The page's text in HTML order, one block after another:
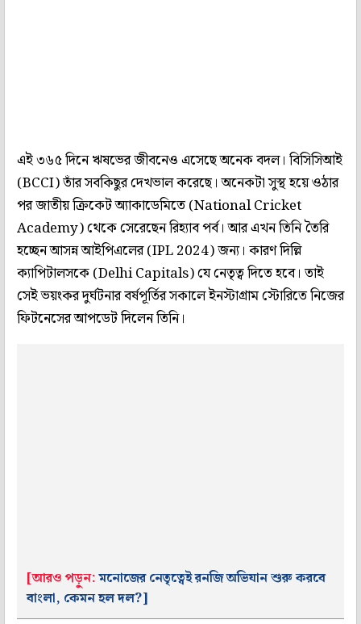
এই ৩৬৫ দিনে ঋষভের জীবনেও এসেছে অনেক বদল। বিসিসিআই
(BCCI) তাঁর সবকিছুর দেখভাল করেছে। অনেকটা সুস্থ হয়ে ওঠার
পর জাতীয় ক্রিকেট অ্যাকাডেমিতে (National Cricket
Academy) থেকে সেরেছেন রিহ্যাব পর্ব। আর এখন তিনি তৈরি
হচ্ছেন আসন্ন আইপিএলের (IPL 2024) জন্য। কারণ দিল্লি
ক্যাপিটালসকে (Delhi Capitals) যে নেতৃত্ব দিতে হবে। তাই
সেই ভয়ংকর দুর্ঘটনার বর্ষপূর্তির সকালে ইনস্টাগ্রাম স্টোরিতে নিজের
ফিটনেসের আপডেট দিলেন তিনি।
[আরও পড়ুন:মনোজের নেতৃত্বেই রনজি অভিযান শুরু করবে
বাংলা, কেমন হল দল?]